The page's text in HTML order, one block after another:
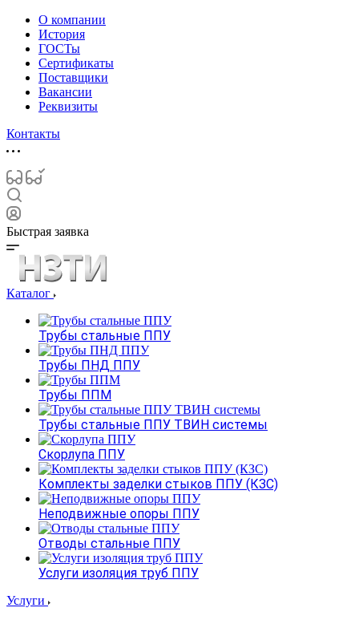
О компании
История
ГОСТы
Сертификаты
Поставщики
Вакансии
Реквизиты
Контакты
Быстрая заявка
Каталог
Трубы стальные ППУ
Трубы ПНД ППУ
Трубы ППМ
Трубы стальные ППУ ТВИН системы
Скорлупа ППУ
Комплекты заделки стыков ППУ (КЗС)
Неподвижные опоры ППУ
Отводы стальные ППУ
Услуги изоляция труб ППУ
Услуги